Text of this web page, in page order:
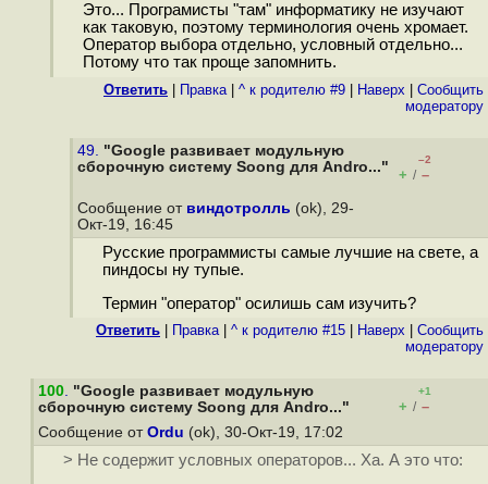
Это... Програмисты "там" информатику не изучают
как таковую, поэтому терминология очень хромает.
Оператор выбора отдельно, условный отдельно...
Потому что так проще запомнить.
Ответить Правка| ^ к родителю #9 Наверх
Cообщить
модератору
49. "Google развивает модульную
сборочную систему Soong для Andro..."
–2
+ / –
Сообщение от виндотролль (ok), 29-
Окт-19, 16:45
Русские программисты самые лучшие на свете, а
пиндосы ну тупые.
Термин "оператор" осилишь сам изучить?
Ответить Правка| ^ к родителю #15 Наверх
Cообщить
модератору
100. "Google развивает модульную
сборочную систему Soong для Andro..."
+1
+ / –
Сообщение от Ordu (ok), 30-Окт-19, 17:02
> Не содержит условных операторов... Ха. А это что: